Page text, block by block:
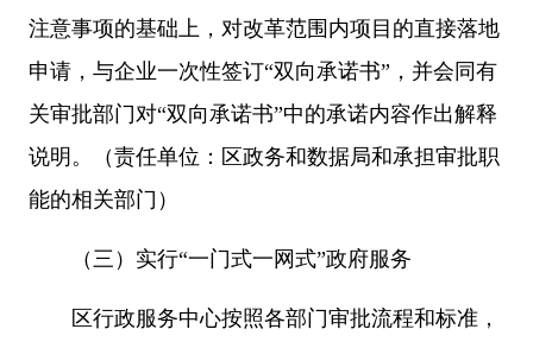
注意事项的基础上，对改革范围内项目的直接落地
申请，与企业一次性签订“双向承诺书”，并会同有
关审批部门对“双向承诺书”中的承诺内容作出解释
说明。（责任单位：区政务和数据局和承担审批职
能的相关部门）
（三）实行“一门式一网式”政府服务
区行政服务中心按照各部门审批流程和标准，